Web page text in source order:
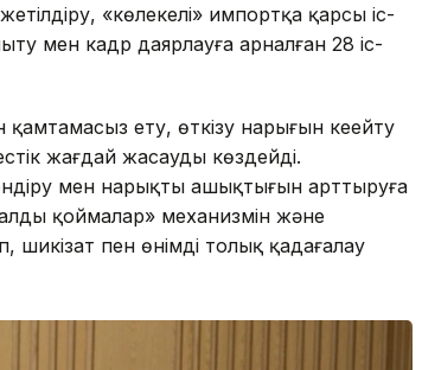
«көлеңкелі» импортқа қарсы іс-
мен кадр даярлауға арналған 28 іс-
ету, өткізу нарығын кеңейту
жағдай жасауды көздейді.
мен нарықтың ашықтығын арттыруға
қоймалар» механизмін және
пен өнімді толық қадағалау